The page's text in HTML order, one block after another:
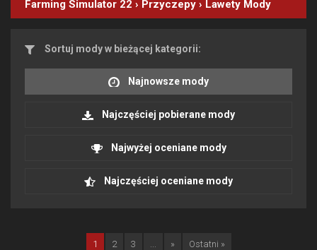
Farming Simulator 22 › Przyczepy › Lawety Mody
Sortuj mody w bieżącej kategorii:
Najnowsze mody
Najczęściej pobierane mody
Najwyżej oceniane mody
Najczęściej oceniane mody
1 2 3 ... » Ostatni »